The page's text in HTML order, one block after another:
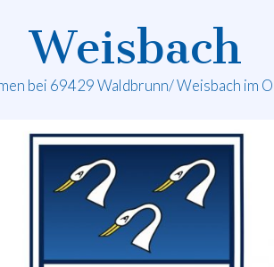
Weisbach
bei 69429 Waldbrunn/ Weisbach im